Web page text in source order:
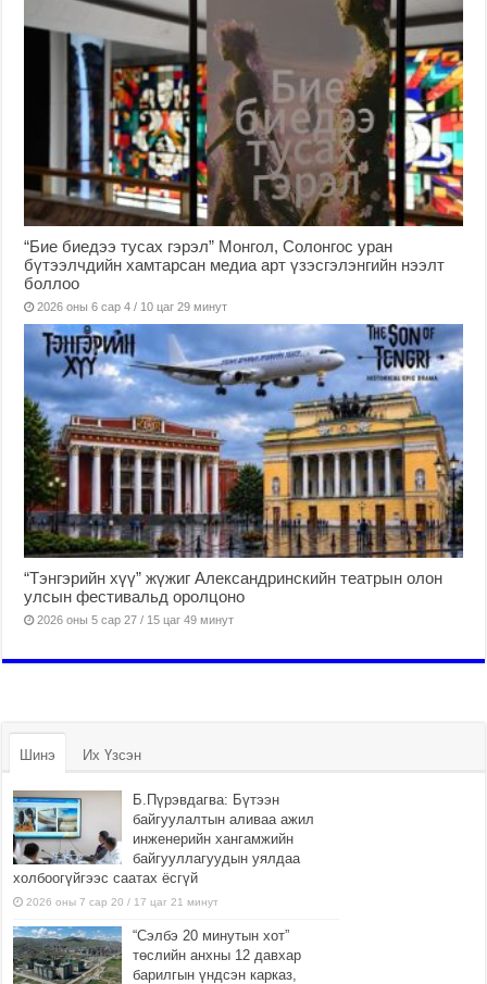
“Бие биедээ тусах гэрэл” Монгол, Солонгос уран
бүтээлчдийн хамтарсан медиа арт үзэсгэлэнгийн нээлт
боллоо
2026 оны 6 сар 4 / 10 цаг 29 минут
“Тэнгэрийн хүү” жүжиг Александринскийн театрын олон
улсын фестивальд оролцоно
2026 оны 5 сар 27 / 15 цаг 49 минут
Шинэ Их Үзсэн
Б.Пүрэвдагва: Бүтээн
байгуулалтын аливаа ажил
инженерийн хангамжийн
байгууллагуудын уялдаа
холбоогүйгээс саатах ёсгүй
2026 оны 7 сар 20 / 17 цаг 21 минут
“Сэлбэ 20 минутын хот”
төслийн анхны 12 давхар
барилгын үндсэн карказ,